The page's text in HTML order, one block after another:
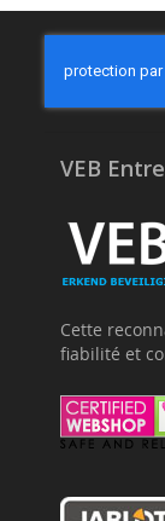
VEB
Cette
fiabilité et